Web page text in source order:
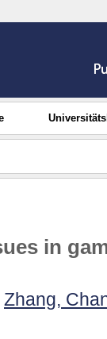
in
Zhang,